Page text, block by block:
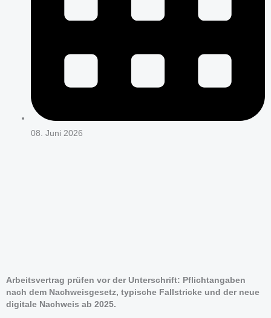
08. Juni 2026
Arbeitsvertrag prüfen vor der Unterschrift: Pflichtangaben
nach dem Nachweisgesetz, typische Fallstricke und der neue
digitale Nachweis ab 2025.